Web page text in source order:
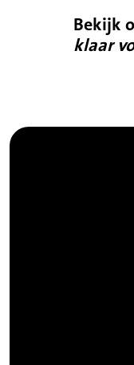
Bekijk
klaar